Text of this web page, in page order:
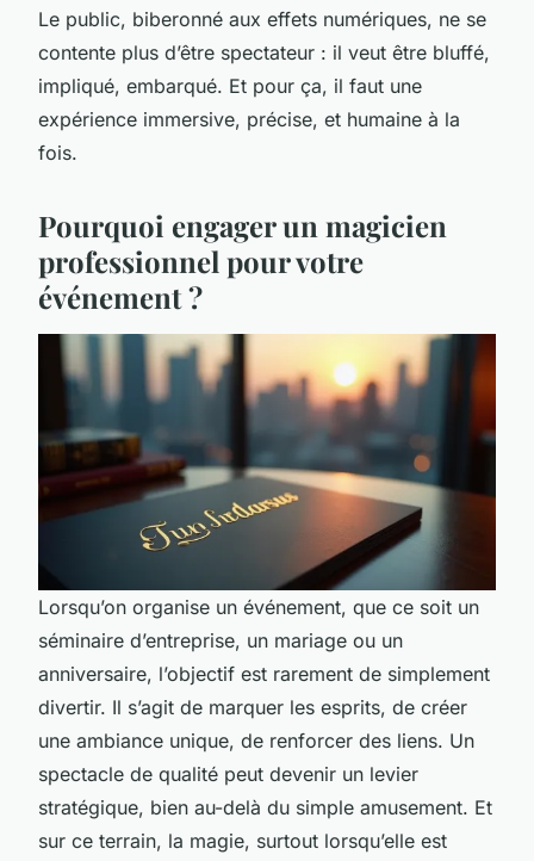
Le public, biberonné aux effets numériques, ne se
contente plus d’être spectateur : il veut être bluffé,
impliqué, embarqué. Et pour ça, il faut une
expérience immersive, précise, et humaine à la
fois.
Pourquoi engager un magicien
professionnel pour votre
événement ?
Lorsqu’on organise un événement, que ce soit un
séminaire d’entreprise, un mariage ou un
anniversaire, l’objectif est rarement de simplement
divertir. Il s’agit de marquer les esprits, de créer
une ambiance unique, de renforcer des liens. Un
spectacle de qualité peut devenir un levier
stratégique, bien au-delà du simple amusement. Et
sur ce terrain, la magie, surtout lorsqu’elle est